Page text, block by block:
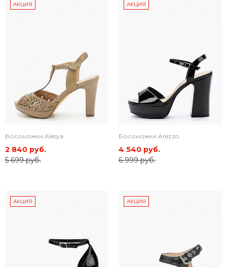
АКЦИЯ
Босоножки Alesya
2 840 руб.
5 699 руб.
АКЦИЯ
Босоножки Arezzo
4 540 руб.
6 999 руб.
АКЦИЯ АКЦИЯ